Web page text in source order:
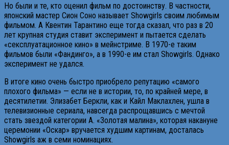
Но были и те, кто оценил фильм по достоинству. В частности,
японский мастер Сион Соно называет Showgirls своим любимым
фильмом. А Квентин Тарантино еще тогда сказал, что раз в 20
лет крупная студия ставит эксперимент и пытается сделать
«сексплуатационное кино» в мейнстриме. В 1970-е таким
фильмов были «Фандинго», а в 1990-е им стал Showgirls. Однако
эксперимент не удался.
В итоге кино очень быстро приобрело репутацию «самого
плохого фильма» — если не в истории, то, по крайней мере, в
десятилетии. Элизабет Беркли, как и Кайл Маклахлен, ушла в
телевизионные сериала, навсегда распрощавшись с мечтой
стать звездой категории А. «Золотая малина», которая накануне
церемонии «Оскар» вручается худшим картинам, досталась
Showgirls аж в семи номинациях.